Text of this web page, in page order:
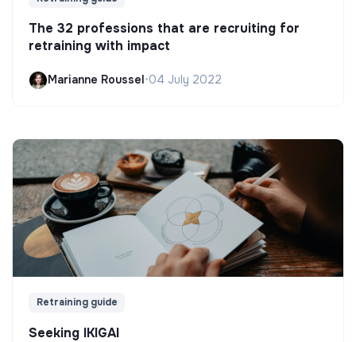
The 32 professions that are recruiting for
retraining with impact
Marianne Roussel •04 July 2022
Retraining guide
Seeking IKIGAI